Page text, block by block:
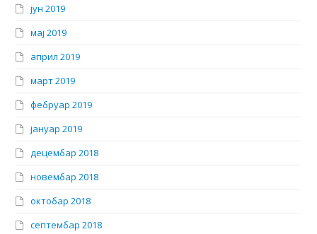
јун 2019
мај 2019
април 2019
март 2019
фебруар 2019
јануар 2019
децембар 2018
новембар 2018
октобар 2018
септембар 2018